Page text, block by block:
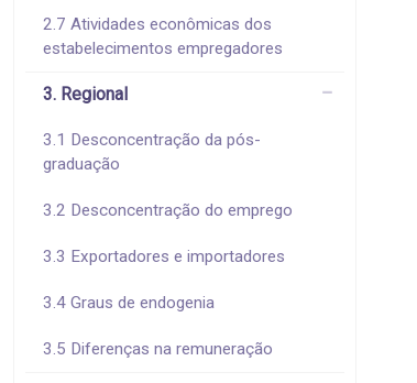
2.7 Atividades econômicas dos
estabelecimentos empregadores
3. Regional
3.1 Desconcentração da pós-
graduação
3.2 Desconcentração do emprego
3.3 Exportadores e importadores
3.4 Graus de endogenia
3.5 Diferenças na remuneração